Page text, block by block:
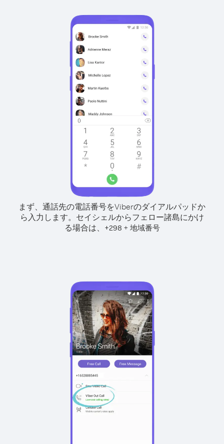
まず、通話先の電話番号をViberのダイアルパッドか
ら入力します。 セイシェルからフェロー諸島にかけ
る場合は、
+298 + 地域番号